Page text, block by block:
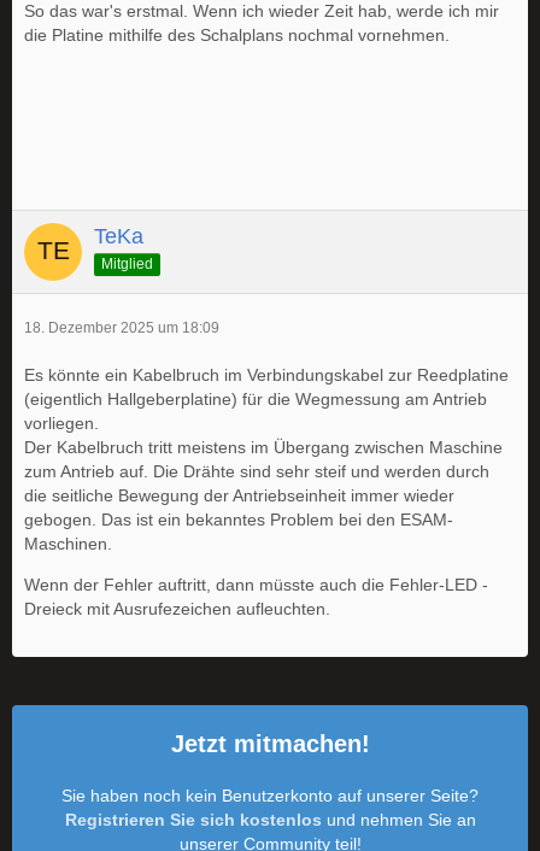
So das war's erstmal. Wenn ich wieder Zeit hab, werde ich mir
die Platine mithilfe des Schalplans nochmal vornehmen.
TeKa
Mitglied
18. Dezember 2025 um 18:09
Es könnte ein Kabelbruch im Verbindungskabel zur Reedplatine
(eigentlich Hallgeberplatine) für die Wegmessung am Antrieb
vorliegen.
Der Kabelbruch tritt meistens im Übergang zwischen Maschine
zum Antrieb auf. Die Drähte sind sehr steif und werden durch
die seitliche Bewegung der Antriebseinheit immer wieder
gebogen. Das ist ein bekanntes Problem bei den ESAM-
Maschinen.
Wenn der Fehler auftritt, dann müsste auch die Fehler-LED -
Dreieck mit Ausrufezeichen aufleuchten.
Jetzt mitmachen!
Sie haben noch kein Benutzerkonto auf unserer Seite?
Registrieren Sie sich kostenlos und nehmen Sie an
unserer Community teil!